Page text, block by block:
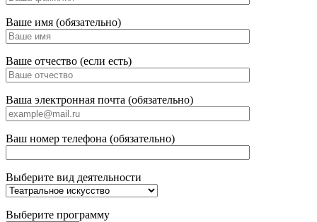
Ваше имя (обязательно)
Ваше отчество (если есть)
Ваша электронная почта (обязательно)
Ваш номер телефона (обязательно)
Выберите вид деятельности
Выберите программу